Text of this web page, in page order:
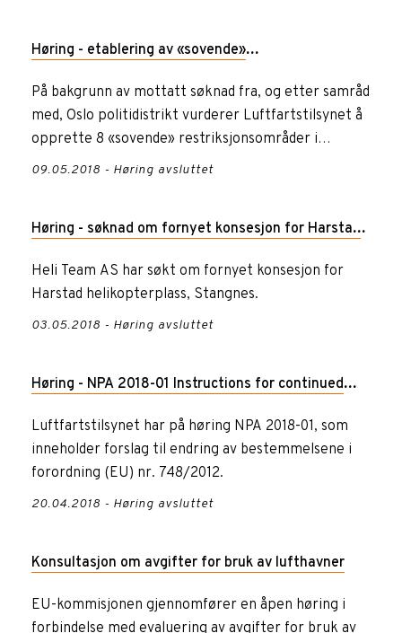
Høring - etablering av «sovende»
restriksjonsområder over Oslo-området
På bakgrunn av mottatt søknad fra, og etter samråd
med, Oslo politidistrikt vurderer Luftfartstilsynet å
opprette 8 «sovende» restriksjonsområder i
luftrommet ove...
09.05.2018 - Høring avsluttet
Høring - søknad om fornyet konsesjon for Harstad
helikopterplass, Stangnes.
Heli Team AS har søkt om fornyet konsesjon for
Harstad helikopterplass, Stangnes.
03.05.2018 - Høring avsluttet
Høring - NPA 2018-01 Instructions for continued
airworthiness
Luftfartstilsynet har på høring NPA 2018-01, som
inneholder forslag til endring av bestemmelsene i
forordning (EU) nr. 748/2012.
20.04.2018 - Høring avsluttet
Konsultasjon om avgifter for bruk av lufthavner
EU-kommisjonen gjennomfører en åpen høring i
forbindelse med evaluering av avgifter for bruk av